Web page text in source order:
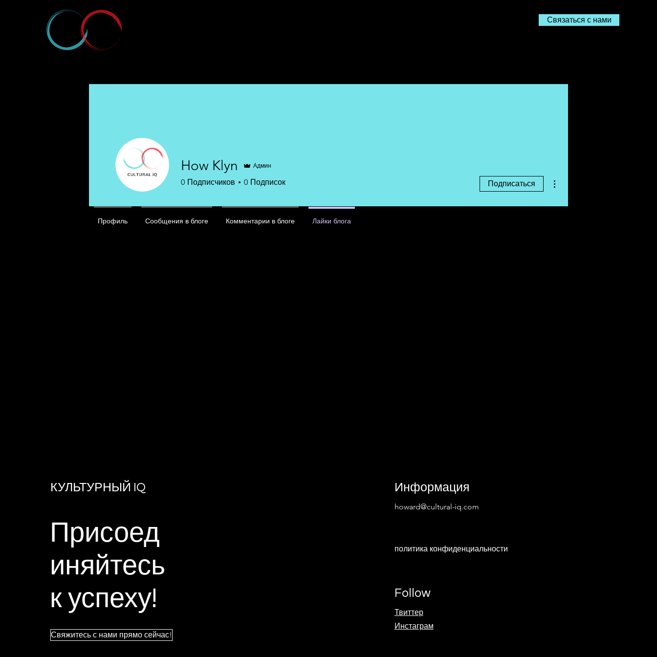
Связаться с нами
How Klyn Админ
0 Подписчиков 0 Подписок Подписаться
Профиль Сообщения в блоге Комментарии в блоге Лайки блога
КУЛЬТУРНЫЙ IQ
Присоед
иняйтесь
к успеху!
Свяжитесь с нами прямо сейчас!
Информация
howard@cultural-iq.com
политика конфиденциальности
Follow
Твиттер
Инстаграм